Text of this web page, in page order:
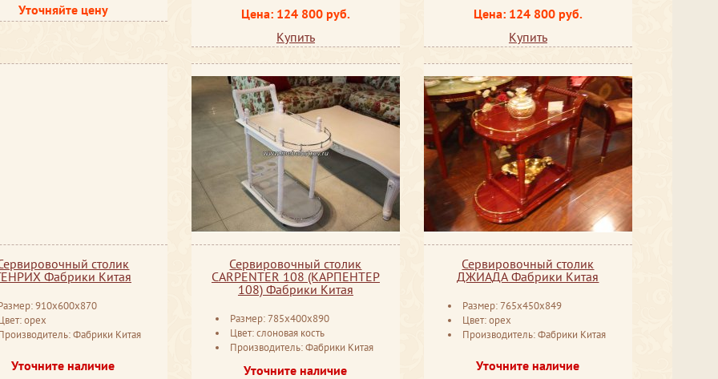
Уточняйте цену
Цена: 124 800 руб.
Купить
Цена: 124 800 руб.
Купить
столик
Фабрики Китая
910x600x870
орех
Фабрики Китая
Уточните наличие
Сервировочный столик
CARPENTER 108 (КАРПЕНТЕР
108) Фабрики Китая
Размер: 785x400x890
Цвет: слоновая кость
Производитель: Фабрики Китая
Уточните наличие
Сервировочный столик
ДЖИАДА Фабрики Китая
Размер: 765x450x849
Цвет: орех
Производитель: Фабрики Китая
Уточните наличие